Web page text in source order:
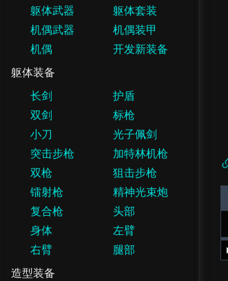
躯体武器
躯体套装
机偶武器
机偶装甲
机偶
开发新装备
躯体装备
长剑
护盾
双剑
标枪
小刀
光子佩剑
突击步枪
加特林机枪
双枪
狙击步枪
镭射枪
精神光束炮
复合枪
头部
身体
左臂
右臂
腿部
造型装备